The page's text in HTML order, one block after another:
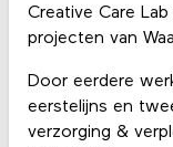
Creative Care
projecten van
Door eerdere
eerstelijns en
verzorging &